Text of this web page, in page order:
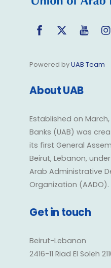
Facebook
Twitter
Powered byUAB Team
About UAB
Established on
Banks (UAB) was
its first General
Beirut, Lebanon,
Arab Administrative
Organization (AADO).
Get in touch
Beirut-Lebanon
2416-11 Riad El Soleh